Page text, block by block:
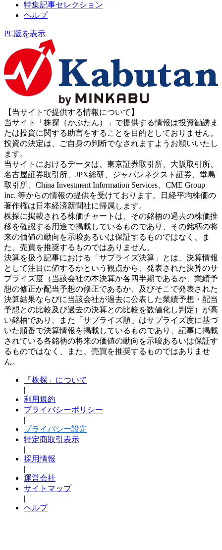
特集記事セレクション
ヘルプ
PC版を表示
【当サイトで提供する情報について】
当サイト「株探（かぶたん）」で提供する情報は投資勧誘ま
たは投資に関する助言をすることを目的としておりません。
投資の決定は、ご自身の判断でなされますようお願いいたし
ます。
当サイトにおけるデータは、東京証券取引所、大阪取引所、
名古屋証券取引所、JPX総研、ジャパンネクスト証券、堂島
取引所、China Investment Information Services、CME Group
Inc. 等からの情報の提供を受けております。日経平均株価の
著作権は日本経済新聞社に帰属します。
株探に掲載される株価チャートは、その銘柄の過去の株価推
移を確認する用途で掲載しているものであり、その銘柄の将
来の価値の動向を示唆あるいは保証するものではなく、ま
た、売買を推奨するものではありません。
決算を扱う記事における「サプライズ決算」とは、決算情報
として注目に値するかという観点から、発表された決算のサ
プライズ度（当該会社の本決算か各四半期であるか、業績予
想の修正か配当予想の修正であるか、及びそこで発表された
決算結果ならびに当該会社が過去に公表した業績予想・配当
予想との比較及び過去の決算との比較を数値化し判定）が高
い銘柄であり、また「サプライズ順」はサプライズ度に基づ
いた順番で決算情報を掲載しているものであり、記事に掲載
されている各銘柄の将来の価値の動向を示唆あるいは保証す
るものではなく、また、売買を推奨するものではありませ
ん。
「株探」について
|
利用規約
プライバシーポリシー
|
プライバシー設定
特定商取引表示
|
採用情報
|
運営会社
サイトマップ
|
ヘルプ